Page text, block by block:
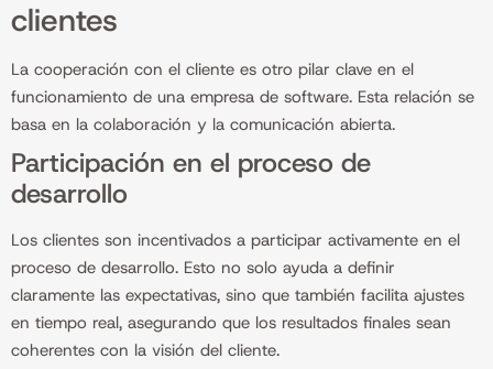
clientes
La cooperación con el cliente es otro pilar clave en el
funcionamiento de una empresa de software. Esta relación se
basa en la colaboración y la comunicación abierta.
Participación en el proceso de
desarrollo
Los clientes son incentivados a participar activamente en el
proceso de desarrollo. Esto no solo ayuda a definir
claramente las expectativas, sino que también facilita ajustes
en tiempo real, asegurando que los resultados finales sean
coherentes con la visión del cliente.